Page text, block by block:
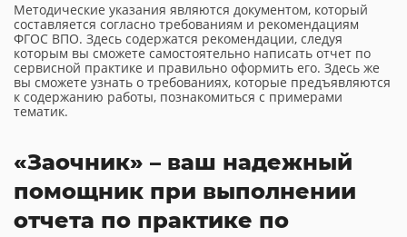
Методические указания являются документом, который
составляется согласно требованиям и рекомендациям
ФГОС ВПО. Здесь содержатся рекомендации, следуя
которым вы сможете самостоятельно написать отчет по
сервисной практике и правильно оформить его. Здесь же
вы сможете узнать о требованиях, которые предъявляются
к содержанию работы, познакомиться с примерами
тематик.
«Заочник» – ваш надежный
помощник при выполнении
отчета по практике по